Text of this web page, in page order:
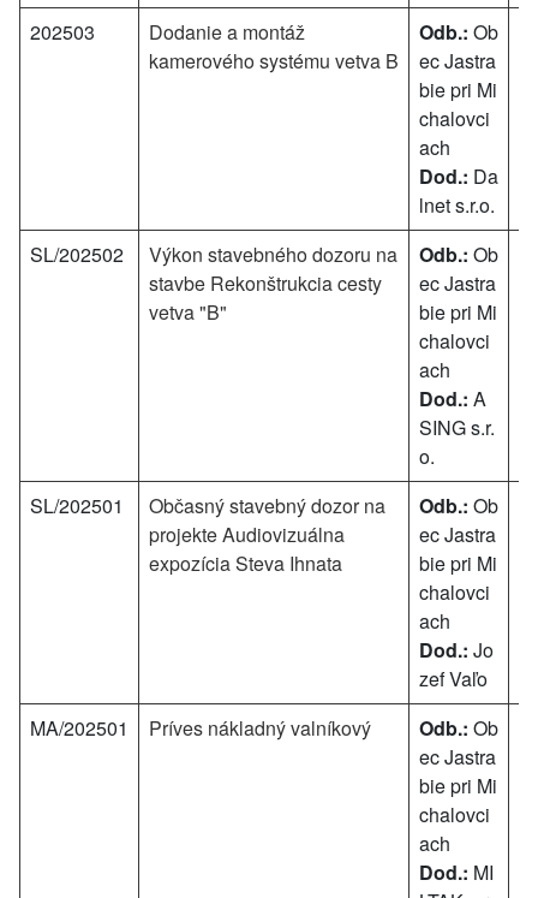
202503
Dodanie a montáž
kamerového systému vetva B
Odb.: Ob
ec Jastra
bie pri Mi
chalovci
ach
Dod.: Da
lnet s.r.o.
SL/202502
Výkon stavebného dozoru na
stavbe Rekonštrukcia cesty
vetva "B"
Odb.: Ob
ec Jastra
bie pri Mi
chalovci
ach
Dod.: A
SING s.r.
o.
SL/202501
Občasný stavebný dozor na
projekte Audiovizuálna
expozícia Steva Ihnata
Odb.: Ob
ec Jastra
bie pri Mi
chalovci
ach
Dod.: Jo
zef Vaľo
MA/202501 Príves nákladný valníkový Odb.: Ob
ec Jastra
bie pri Mi
chalovci
ach
Dod.: MI